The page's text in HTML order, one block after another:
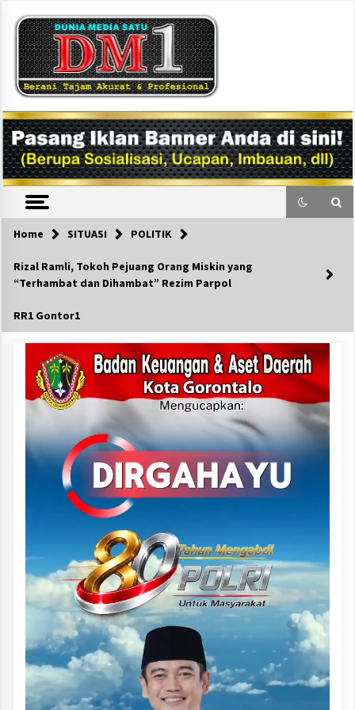
content
DM1
Home SITUASI POLITIK
Rizal Ramli, Tokoh Pejuang Orang Miskin yang
“Terhambat dan Dihambat” Rezim Parpol
RR1 Gontor1